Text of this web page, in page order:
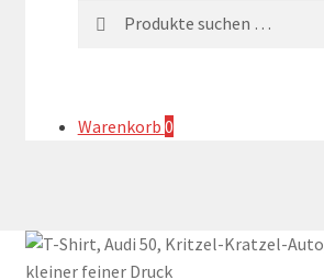
Warenkorb 0